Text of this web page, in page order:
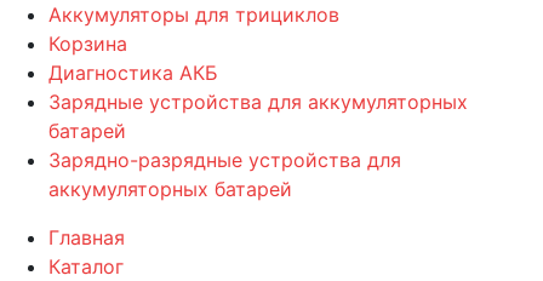
Аккумуляторы для трициклов
Корзина
Диагностика АКБ
Зарядные устройства для аккумуляторных
батарей
Зарядно-разрядные устройства для
аккумуляторных батарей
Главная
Каталог